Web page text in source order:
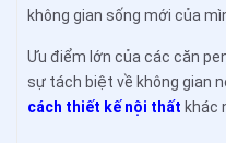
không gian sống mới của
Ưu điểm lớn của các căn
sự tách biệt về không gian
cách thiết kế nội thất khác